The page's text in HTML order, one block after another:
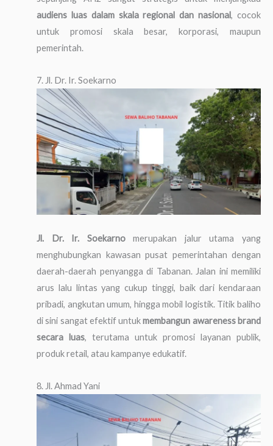
audiens luas dalam skala regional dan nasional, cocok
untuk promosi skala besar, korporasi, maupun
pemerintah.
7. Jl. Dr. Ir. Soekarno
Jl. Dr. Ir. Soekarnomerupakan jalur utama yang
menghubungkan kawasan pusat pemerintahan dengan
daerah-daerah penyangga di Tabanan. Jalan ini memiliki
arus lalu lintas yang cukup tinggi, baik dari kendaraan
pribadi, angkutan umum, hingga mobil logistik. Titik baliho
di sini sangat efektif untukmembangun awareness brand
secara luas, terutama untuk promosi layanan publik,
produk retail, atau kampanye edukatif.
8. Jl. Ahmad Yani